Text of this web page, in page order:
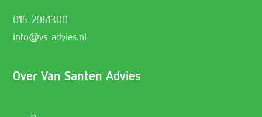
015-2061300
info@vs-advies.nl
Over Van Santen Advies